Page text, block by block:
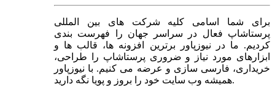
برای شما اسامی کلیه شرکت های بین المللی
پرستاشاپ فعال در سراسر جهان را فهرست بندی
کردیم. ما در نیوزپاور برترین افزونه ها، قالب ها و
ابزارهای مورد نیاز و ضروری پرستاشاپ را طراحی،
خریداری، فارسی سازی و عرضه می کنیم. با نیوزپاور
همیشه وب سایت خود را بروز و پویا نگه دارید.